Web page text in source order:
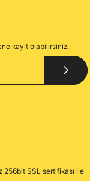
kayıt olabilirsiniz.
256bit SSL sertifikası ile